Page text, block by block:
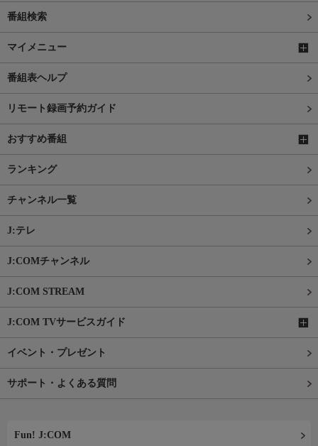
番組検索
マイメニュー
番組表ヘルプ
リモート録画予約ガイド
おすすめ番組
ランキング
チャンネル一覧
J:テレ
J:COMチャンネル
J:COM STREAM
J:COM TVサービスガイド
イベント・プレゼント
サポート・よくある質問
Fun! J:COM